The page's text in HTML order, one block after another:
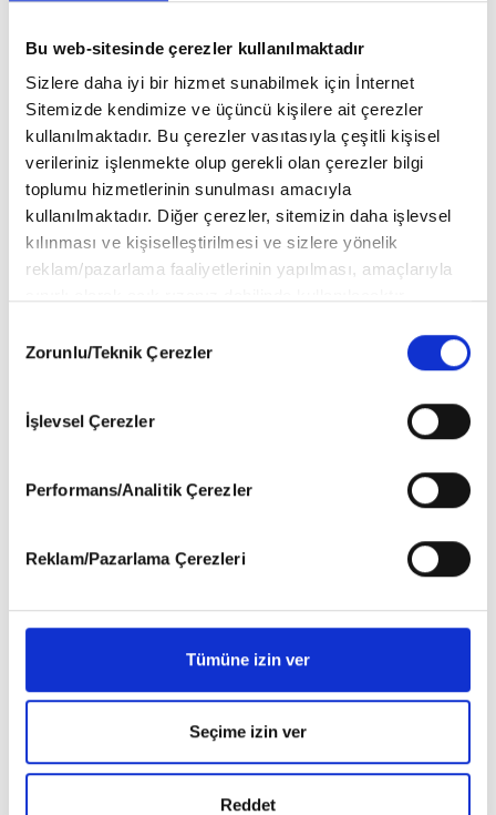
Bu web-sitesinde çerezler kullanılmaktadır
Sizlere daha iyi bir hizmet sunabilmek için İnternet
Sitemizde kendimize ve üçüncü kişilere ait çerezler
kullanılmaktadır. Bu çerezler vasıtasıyla çeşitli kişisel
verileriniz işlenmekte olup gerekli olan çerezler bilgi
toplumu hizmetlerinin sunulması amacıyla
kullanılmaktadır. Diğer çerezler, sitemizin daha işlevsel
kılınması ve kişiselleştirilmesi ve sizlere yönelik
reklam/pazarlama faaliyetlerinin yapılması, amaçlarıyla
vasıtasıyla belirleyebilirsiniz. Çerezlere ilişkin detaylı bilgi
Çerez Bilgilendirme
6698 sayılı Kişisel Verilerin Korunması Kanunu uyarınca
okumak ve sitemizi ziyaretiniz kapsamında
gerçekleştirilen veri işleme faaliyetleri ile ilgili daha
Selection
Zorunlu/Teknik Çerezler
İşlevsel Çerezler
Performans/Analitik Çerezler
Reklam/Pazarlama Çerezleri
Tümüne izin ver
Seçime izin ver
Reddet
HOLLYWOOD
Hollywood'un En Güçlü Çiftleri
Dua Lipa ve Callum Turner’dan evlilik
Zendaya, Londra Prömiyerinde Beyaz
Paris’te Romantik Moda Molası
The Odyssey’nin yıldızları Londra’da
Anne Hathaway’den hamilelik stiline
farklı yorum